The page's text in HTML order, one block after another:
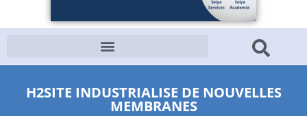
H2SITE INDUSTRIALISE DE NOUVELLES
MEMBRANES